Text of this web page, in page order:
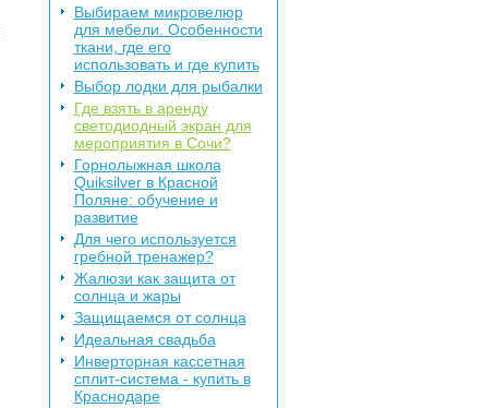
Выбираем микровелюр
для мебели. Особенности
ткани, где его
использовать и где купить
Выбор лодки для рыбалки
Где взять в аренду
светодиодный экран для
мероприятия в Сочи?
Горнолыжная школа
Quiksilver в Красной
Поляне: обучение и
развитие
Для чего используется
гребной тренажер?
Жалюзи как защита от
солнца и жары
Защищаемся от солнца
Идеальная свадьба
Инверторная кассетная
сплит-система - купить в
Краснодаре